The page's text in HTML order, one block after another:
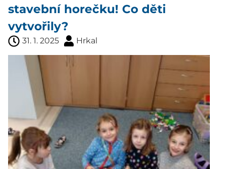
stavební horečku! Co děti
vytvořily?
31. 1. 2025 Hrkal